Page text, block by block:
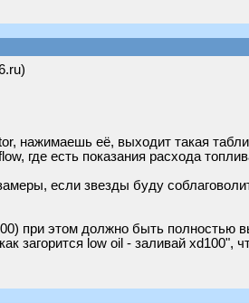
нажимаешь её, выходит такая
где есть показания расхода
если звезды буду
при этом должно быть полностью
загорится low oil - заливай xd100",